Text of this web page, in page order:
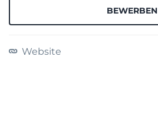
BEWERBEN
Website